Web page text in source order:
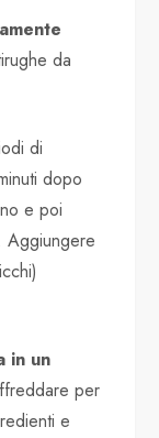
da
di
dopo
e poi
Aggiungere
in un
per
e